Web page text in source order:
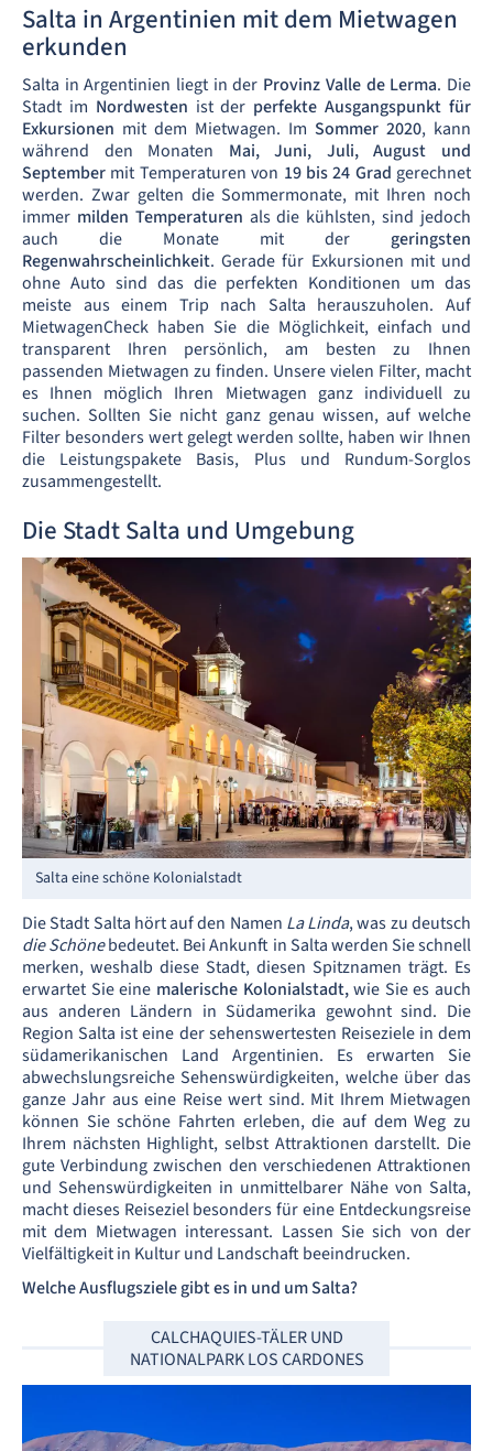
Salta in Argentinien mit dem Mietwagen
erkunden
Salta in Argentinien liegt in der Provinz Valle de Lerma. Die
Stadt im Nordwesten ist der perfekte Ausgangspunkt für
Exkursionen mit dem Mietwagen. Im Sommer 2020, kann
während den Monaten Mai, Juni, Juli, August und
September mit Temperaturen von 19 bis 24 Grad gerechnet
werden. Zwar gelten die Sommermonate, mit Ihren noch
immer milden Temperaturen als die kühlsten, sind jedoch
auch die Monate mit der geringsten
Regenwahrscheinlichkeit. Gerade für Exkursionen mit und
ohne Auto sind das die perfekten Konditionen um das
meiste aus einem Trip nach Salta herauszuholen. Auf
MietwagenCheck haben Sie die Möglichkeit, einfach und
transparent Ihren persönlich, am besten zu Ihnen
passenden Mietwagen zu finden. Unsere vielen Filter, macht
es Ihnen möglich Ihren Mietwagen ganz individuell zu
suchen. Sollten Sie nicht ganz genau wissen, auf welche
Filter besonders wert gelegt werden sollte, haben wir Ihnen
die Leistungspakete Basis, Plus und Rundum-Sorglos
zusammengestellt.
Die Stadt Salta und Umgebung
Salta eine schöne Kolonialstadt
Die Stadt Salta hört auf den Namen La Linda, was zu deutsch
die Schönebedeutet. Bei Ankunft in Salta werden Sie schnell
merken, weshalb diese Stadt, diesen Spitznamen trägt. Es
erwartet Sie eine malerische Kolonialstadt,wie Sie es auch
aus anderen Ländern in Südamerika gewohnt sind. Die
Region Salta ist eine der sehenswertesten Reiseziele in dem
südamerikanischen Land Argentinien. Es erwarten Sie
abwechslungsreiche Sehenswürdigkeiten, welche über das
ganze Jahr aus eine Reise wert sind. Mit Ihrem Mietwagen
können Sie schöne Fahrten erleben, die auf dem Weg zu
Ihrem nächsten Highlight, selbst Attraktionen darstellt. Die
gute Verbindung zwischen den verschiedenen Attraktionen
und Sehenswürdigkeiten in unmittelbarer Nähe von Salta,
macht dieses Reiseziel besonders für eine Entdeckungsreise
mit dem Mietwagen interessant. Lassen Sie sich von der
Vielfältigkeit in Kultur und Landschaft beeindrucken.
Welche Ausflugsziele gibt es in und um Salta?
CALCHAQUIES-TÄLER UND
NATIONALPARK LOS CARDONES